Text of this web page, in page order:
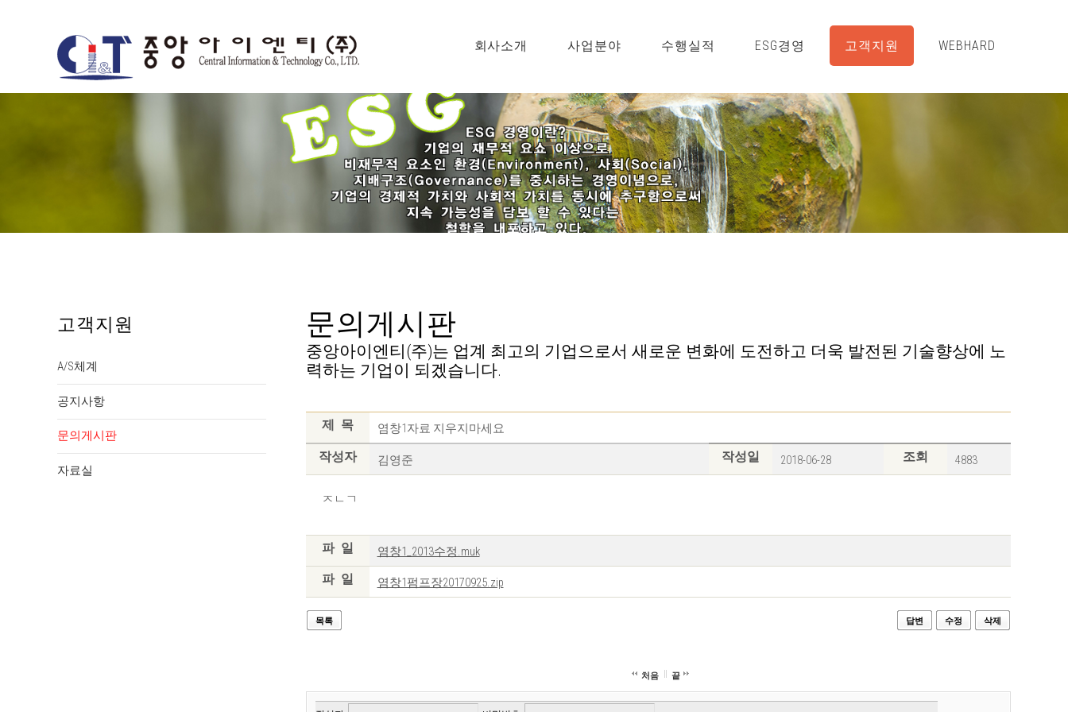
회사소개 사업분야 수행실적 ESG경영 고객지원 WEBHARD
고객지원
A/S체계
공지사항
문의게시판
자료실
문의게시판
중앙아이엔티(주)는 업계 최고의 기업으로서 새로운 변화에 도전하고 더욱 발전된 기술향상에 노
력하는 기업이 되겠습니다.
제 목 염창1자료 지우지마세요
작성자 김영준 작성일 2018-06-28 조회 4883
ㅈㄴㄱ
파 일 염창1_2013수정.muk
파 일 염창1펌프장20170925.zip
목록 답변 수정 삭제
처음 끝